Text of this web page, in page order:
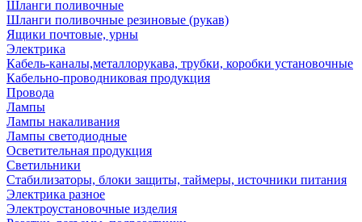
Шланги поливочные
Шланги поливочные резиновые (рукав)
Ящики почтовые, урны
Электрика
Кабель-каналы,металлорукава, трубки, коробки установочные
Кабельно-проводниковая продукция
Провода
Лампы
Лампы накаливания
Лампы светодиодные
Осветительная продукция
Светильники
Стабилизаторы, блоки защиты, таймеры, источники питания
Электрика разное
Электроустановочные изделия